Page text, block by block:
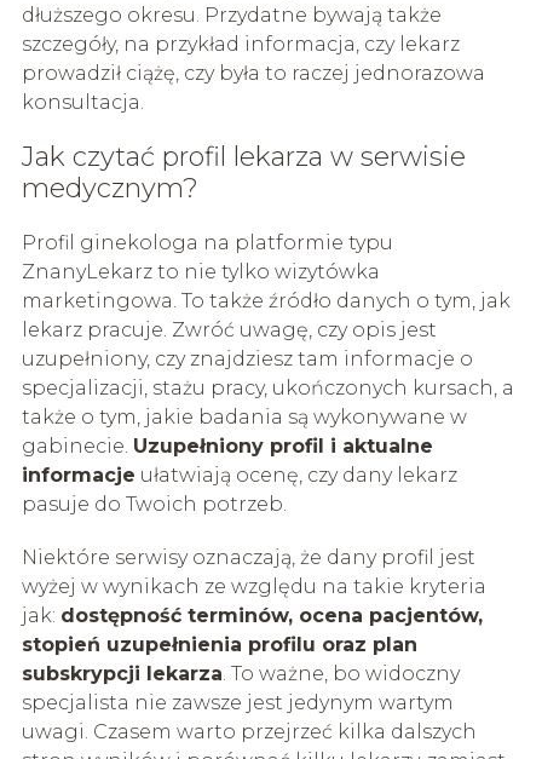
dłuższego okresu. Przydatne bywają także
szczegóły, na przykład informacja, czy lekarz
prowadził ciążę, czy była to raczej jednorazowa
konsultacja.
Jak czytać profil lekarza w serwisie
medycznym?
Profil ginekologa na platformie typu
ZnanyLekarz to nie tylko wizytówka
marketingowa. To także źródło danych o tym, jak
lekarz pracuje. Zwróć uwagę, czy opis jest
uzupełniony, czy znajdziesz tam informacje o
specjalizacji, stażu pracy, ukończonych kursach, a
także o tym, jakie badania są wykonywane w
gabinecie. Uzupełniony profil i aktualne
informacje ułatwiają ocenę, czy dany lekarz
pasuje do Twoich potrzeb.
Niektóre serwisy oznaczają, że dany profil jest
wyżej w wynikach ze względu na takie kryteria
jak: dostępność terminów, ocena pacjentów,
stopień uzupełnienia profilu oraz plan
subskrypcji lekarza. To ważne, bo widoczny
specjalista nie zawsze jest jedynym wartym
uwagi. Czasem warto przejrzeć kilka dalszych